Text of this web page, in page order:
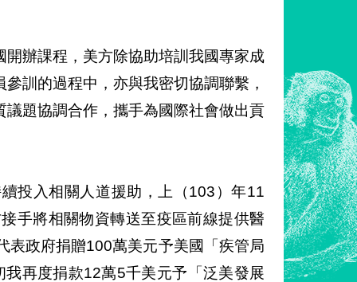
辦課程，美方除協助培訓我國專家成
訓的過程中，亦與我密切協調聯繫，
題協調合作，攜手為國際社會做出貢
投入相關人道援助，上（103）年11
手將相關物資轉送至疫區前線提供醫
表政府捐贈100萬美元予美國「疾管局
再度捐款12萬5千美元予「泛美發展